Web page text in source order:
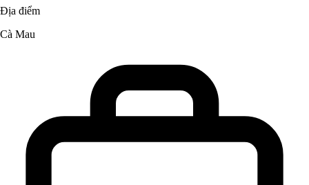
Địa điểm
Cà Mau